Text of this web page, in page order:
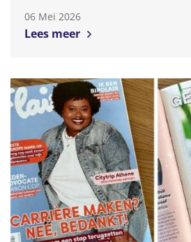
06 Mei 2026
Lees meer